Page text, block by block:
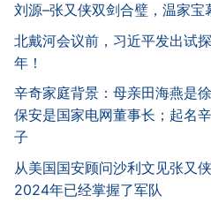
刘源–张又侠双剑合璧，温家
北戴河会议前，习近平发出试
年！
辛奇家庭背景：母亲田海燕是
保安是国家电网董事长；起名
子
从美国国安顾问沙利文见张又
2024年已经掌握了军队